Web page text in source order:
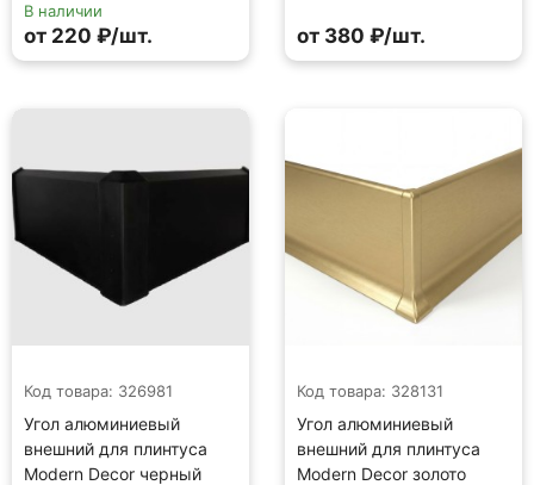
В наличии
от 220 ₽/шт. от 380 ₽/шт.
Код товара: 326981
Угол алюминиевый
внешний для плинтуса
Modern Decor черный
Код товара: 328131
Угол алюминиевый
внешний для плинтуса
Modern Decor золото